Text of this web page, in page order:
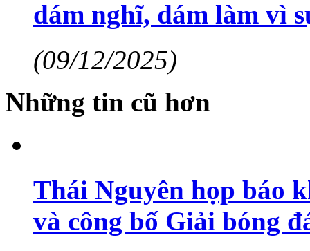
dám nghĩ, dám làm vì
(09/12/2025)
Những tin cũ hơn
Thái Nguyên họp báo
và công bố Giải bóng